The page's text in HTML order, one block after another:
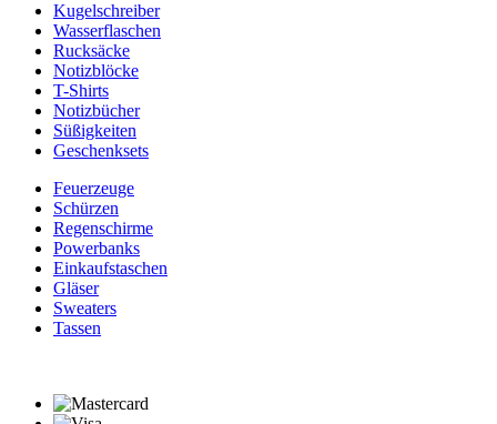
Kugelschreiber
Wasserflaschen
Rucksäcke
Notizblöcke
T-Shirts
Notizbücher
Süßigkeiten
Geschenksets
Feuerzeuge
Schürzen
Regenschirme
Powerbanks
Einkaufstaschen
Gläser
Sweaters
Tassen